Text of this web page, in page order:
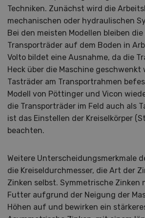
Techniken. Zunächst wird die
mechanischen oder hydraulischen
Bei den meisten Modellen bleiben die
Transporträder auf dem Boden in
Volto bildet eine Ausnahme, da die
Heck über die Maschine geschwenkt
Tasträder am Transportrahmen
Modell von Pöttinger und Vicon
die Transporträder im Feld auch als
ist das Einstellen der Kreiselkörper
beachten.
Weitere Unterscheidungsmerkmale
die Kreiseldurchmesser, die Art der
Zinken selbst. Symmetrische Zinken
Futter aufgrund der Neigung der
Höhen auf und bewirken ein